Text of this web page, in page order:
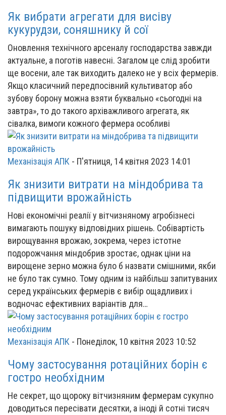
Як вибрати агрегати для висіву
кукурудзи, соняшнику й сої
Оновлення технічного арсеналу господарства завжди
актуальне, а поготів навесні. Загалом це слід зробити
ще восени, але так виходить далеко не у всіх фермерів.
Якщо класичний передпосівний культиватор або
зубову борону можна взяти буквально «сьогодні на
завтра», то до такого архіважливого агрегата, як
сівалка, вимоги кожного фермера особливі
Механізація АПК - П'ятниця, 14 квітня 2023 14:01
Як знизити витрати на міндобрива та
підвищити врожайність
Нові економічні реалії у вітчизняному агробізнесі
вимагають пошуку відповідних рішень. Собівартість
вирощування врожаю, зокрема, через істотне
подорожчання міндобрив зростає, однак ціни на
вирощене зерно можна було б назвати смішними, якби
не було так сумно. Тому одним із найбільш запитуваних
серед українських фермерів є вибір ощадливих і
водночас ефективних варіантів для…
Механізація АПК - Понеділок, 10 квітня 2023 10:52
Чому застосування ротаційних борін є
гостро необхідним
Не секрет, що щороку вітчизняним фермерам сукупно
доводиться пересівати десятки, а іноді й сотні тисяч